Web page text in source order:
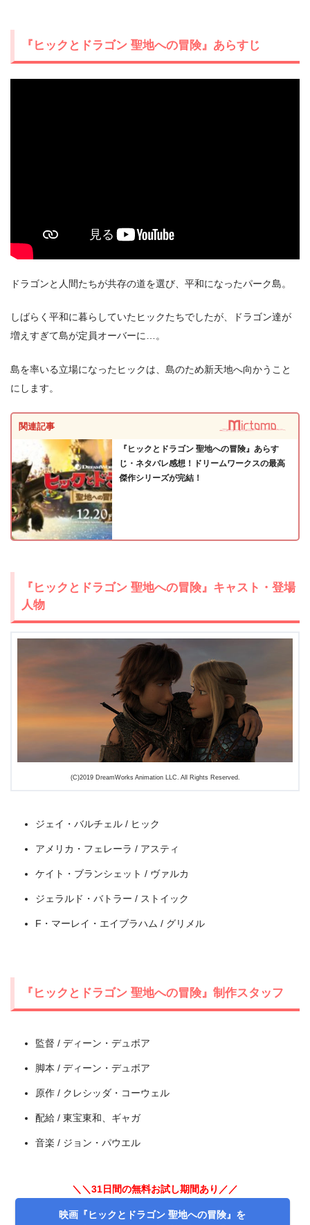
『ヒックとドラゴン 聖地への冒険』あらすじ
ドラゴンと人間たちが共存の道を選び、平和になったパーク島。
しばらく平和に暮らしていたヒックたちでしたが、ドラゴン達が
増えすぎて島が定員オーバーに…。
島を率いる立場になったヒックは、島のため新天地へ向かうこと
にします。
関連記事
『ヒックとドラゴン 聖地への冒険』あらす
じ・ネタバレ感想！ドリームワークスの最高
傑作シリーズが完結！
『ヒックとドラゴン 聖地への冒険』キャスト・登場
人物
(C)2019 DreamWorks Animation LLC. All Rights Reserved.
ジェイ・バルチェル / ヒック
アメリカ・フェレーラ / アスティ
ケイト・ブランシェット / ヴァルカ
ジェラルド・バトラー / ストイック
F・マーレイ・エイブラハム / グリメル
『ヒックとドラゴン 聖地への冒険』制作スタッフ
監督 / ディーン・デュボア
脚本 / ディーン・デュボア
原作 / クレシッダ・コーウェル
配給 / 東宝東和、ギャガ
音楽 / ジョン・パウエル
＼＼31日間の無料お試し期間あり／／
映画『ヒックとドラゴン 聖地への冒険』を